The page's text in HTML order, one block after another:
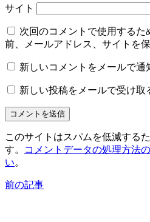
サイト
次回のコメントで使用するた
前、メールアドレス、サイトを保
新しいコメントをメールで通
新しい投稿をメールで受け取
このサイトはスパムを低減する
す。
コメントデータの処理方法
い。
前の記事